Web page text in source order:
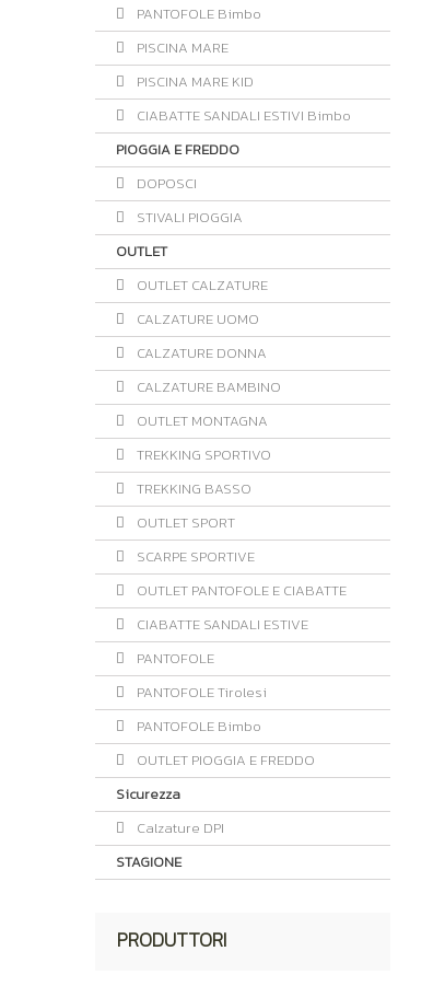
PANTOFOLE Bimbo
PISCINA MARE
PISCINA MARE KID
CIABATTE SANDALI ESTIVI Bimbo
PIOGGIA E FREDDO
DOPOSCI
STIVALI PIOGGIA
OUTLET
OUTLET CALZATURE
CALZATURE UOMO
CALZATURE DONNA
CALZATURE BAMBINO
OUTLET MONTAGNA
TREKKING SPORTIVO
TREKKING BASSO
OUTLET SPORT
SCARPE SPORTIVE
OUTLET PANTOFOLE E CIABATTE
CIABATTE SANDALI ESTIVE
PANTOFOLE
PANTOFOLE Tirolesi
PANTOFOLE Bimbo
OUTLET PIOGGIA E FREDDO
Sicurezza
Calzature DPI
STAGIONE
PRODUTTORI